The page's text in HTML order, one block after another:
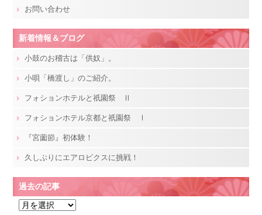
お問い合わせ
新着情報＆ブログ
小鼓のお稽古は「供奴」。
小唄「橋渡し」のご紹介。
フォションホテルと祇園祭 Ⅱ
フォションホテル京都と祇園祭 Ⅰ
『宮薗節』初体験！
久しぶりにエアロビクスに挑戦！
過去の記事